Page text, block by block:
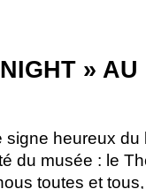
NIGHT » AU
heureux
du musée : le
toutes et